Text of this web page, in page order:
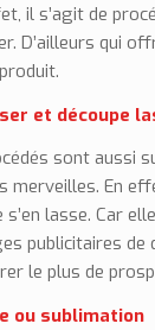
il s’agit de
D’ailleurs qui
et découpe
sont aussi
merveilles. En
s’en lasse. Car
publicitaires de
le plus de
ou sublimation